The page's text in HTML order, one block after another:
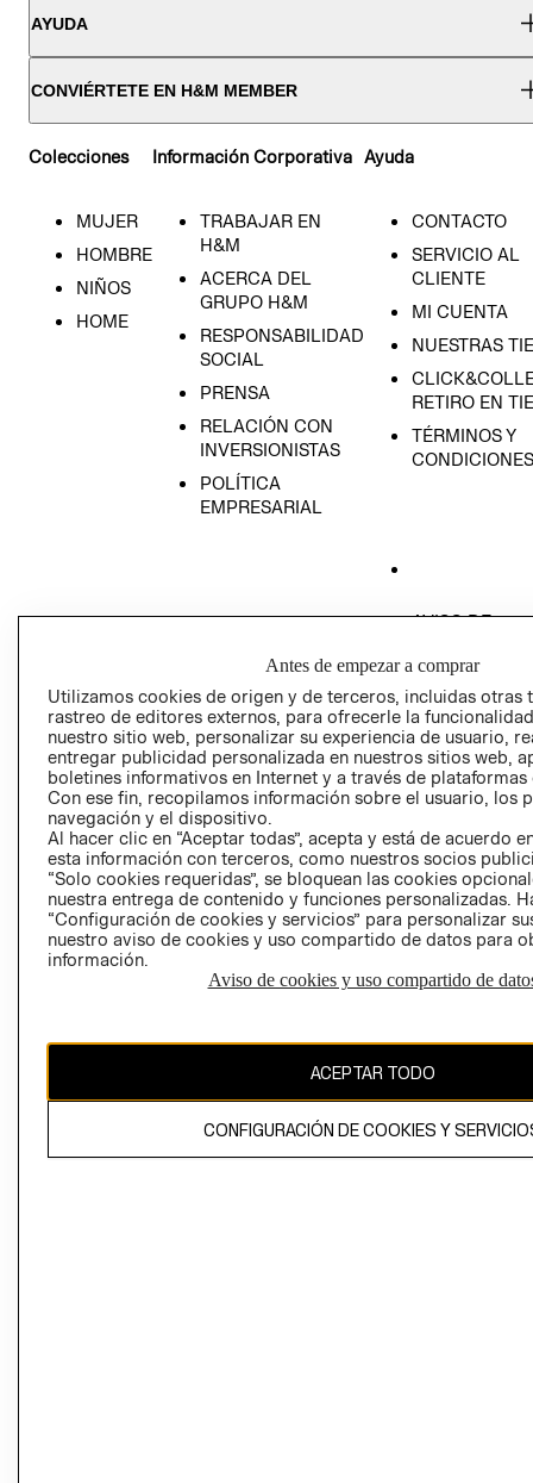
AYUDA
CONVIÉRTETE EN H&M MEMBER
Colecciones
MUJER
HOMBRE
NIÑOS
HOME
Información Corporativa
TRABAJAR EN
H&M
ACERCA DEL
GRUPO H&M
RESPONSABILIDAD
SOCIAL
PRENSA
RELACIÓN CON
INVERSIONISTAS
POLÍTICA
EMPRESARIAL
Ayuda
CONTACTO
SERVICIO AL
CLIENTE
MI CUENTA
NUESTRAS
RETIRO EN
TÉRMINOS Y
CONDICIONES
AVISO DE
GIFT CARD
AVISO DE
Perú (S/)
CAMBIAR REGIÓN
propiedad de H&M Hennes & Mauritz AB
Antes de empezar a comprar
Utilizamos cookies de origen y de terceros, incluidas otras
rastreo de editores externos, para ofrecerle la
nuestro sitio web, personalizar su experiencia de usuario,
entregar publicidad personalizada en nuestros sitios web,
boletines informativos en Internet y a través de plataformas
Con ese fin, recopilamos información sobre el usuario, los
navegación y el dispositivo.
Al hacer clic en “Aceptar todas”, acepta y está de acuerdo
esta información con terceros, como nuestros socios
“Solo cookies requeridas”, se bloquean las cookies
nuestra entrega de contenido y funciones personalizadas.
“Configuración de cookies y servicios” para personalizar
nuestro aviso de cookies y uso compartido de datos para
información.
Aviso de cookies y uso compartido de
ACEPTAR TODO
CONFIGURACIÓN DE COOKIES Y